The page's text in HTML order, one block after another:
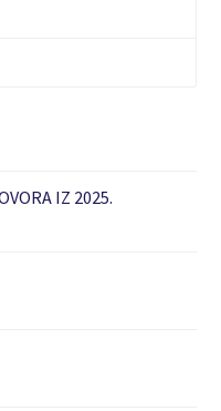
IZ 2025.